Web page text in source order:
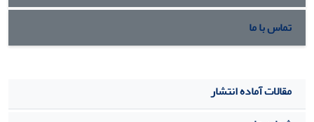
تماس با ما
مقالات آماده انتشار